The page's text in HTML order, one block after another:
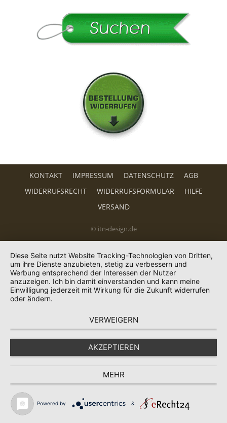
KONTAKT IMPRESSUM DATENSCHUTZ
AGB
WIDERRUFSRECHT
WIDERRUFSFORMULAR
HILFE
VERSAND
© itn-design.de
Diese Seite nutzt Website Tracking-Technologien von Dritten,
um ihre Dienste anzubieten, stetig zu verbessern und
Werbung entsprechend der Interessen der Nutzer
anzuzeigen. Ich bin damit einverstanden und kann meine
Einwilligung jederzeit mit Wirkung für die Zukunft widerrufen
oder ändern.
VERWEIGERN
AKZEPTIEREN
MEHR
Powered by &